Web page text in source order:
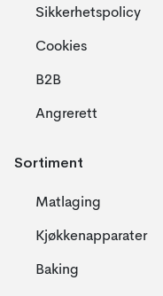
Sikkerhetspolicy
Cookies
B2B
Angrerett
Sortiment
Matlaging
Kjøkkenapparater
Baking